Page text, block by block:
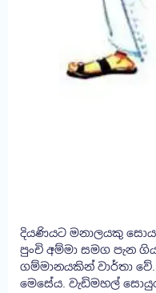
දියණියට මනාලයකු
පුංචි අම්මා සමග පැන
ගම්මානයකින් වාර්තා
මෙසේය. වැඩිමහල්